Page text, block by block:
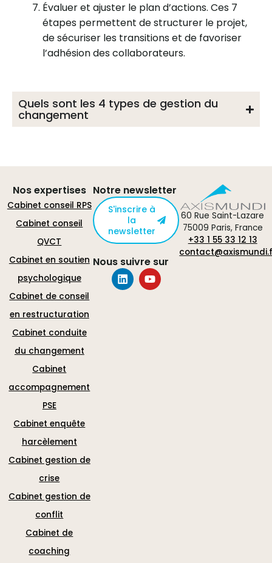
Évaluer et ajuster le plan d’actions. Ces 7
étapes permettent de structurer le projet,
de sécuriser les transitions et de favoriser
l’adhésion des collaborateurs.
Quels sont les 4 types de gestion du
changement
60 Rue Saint-Lazare
75009 Paris, France
+33 1 55 33 12 13
Nos expertises
Cabinet conseil RPS
Cabinet conseil
QVCT
Cabinet en soutien
psychologique
Cabinet de conseil
en restructuration
Cabinet conduite
du changement
Cabinet
accompagnement
PSE
Cabinet enquête
harcèlement
Cabinet gestion de
crise
Cabinet gestion de
conflit
Cabinet de
coaching
Notre newsletter
S'inscrire à
la
newsletter
Nous suivre sur